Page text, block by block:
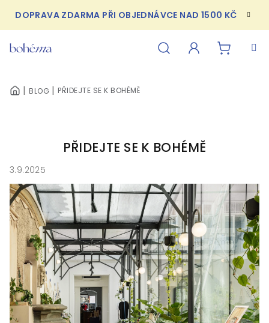
obsah
DOPRAVA ZDARMA PŘI OBJEDNÁVCE NAD 1500 KČ
DOMŮBLOG PŘIDEJTE SE K BOHÉMĚ
PŘIDEJTE SE K BOHÉMĚ
3.9.2025